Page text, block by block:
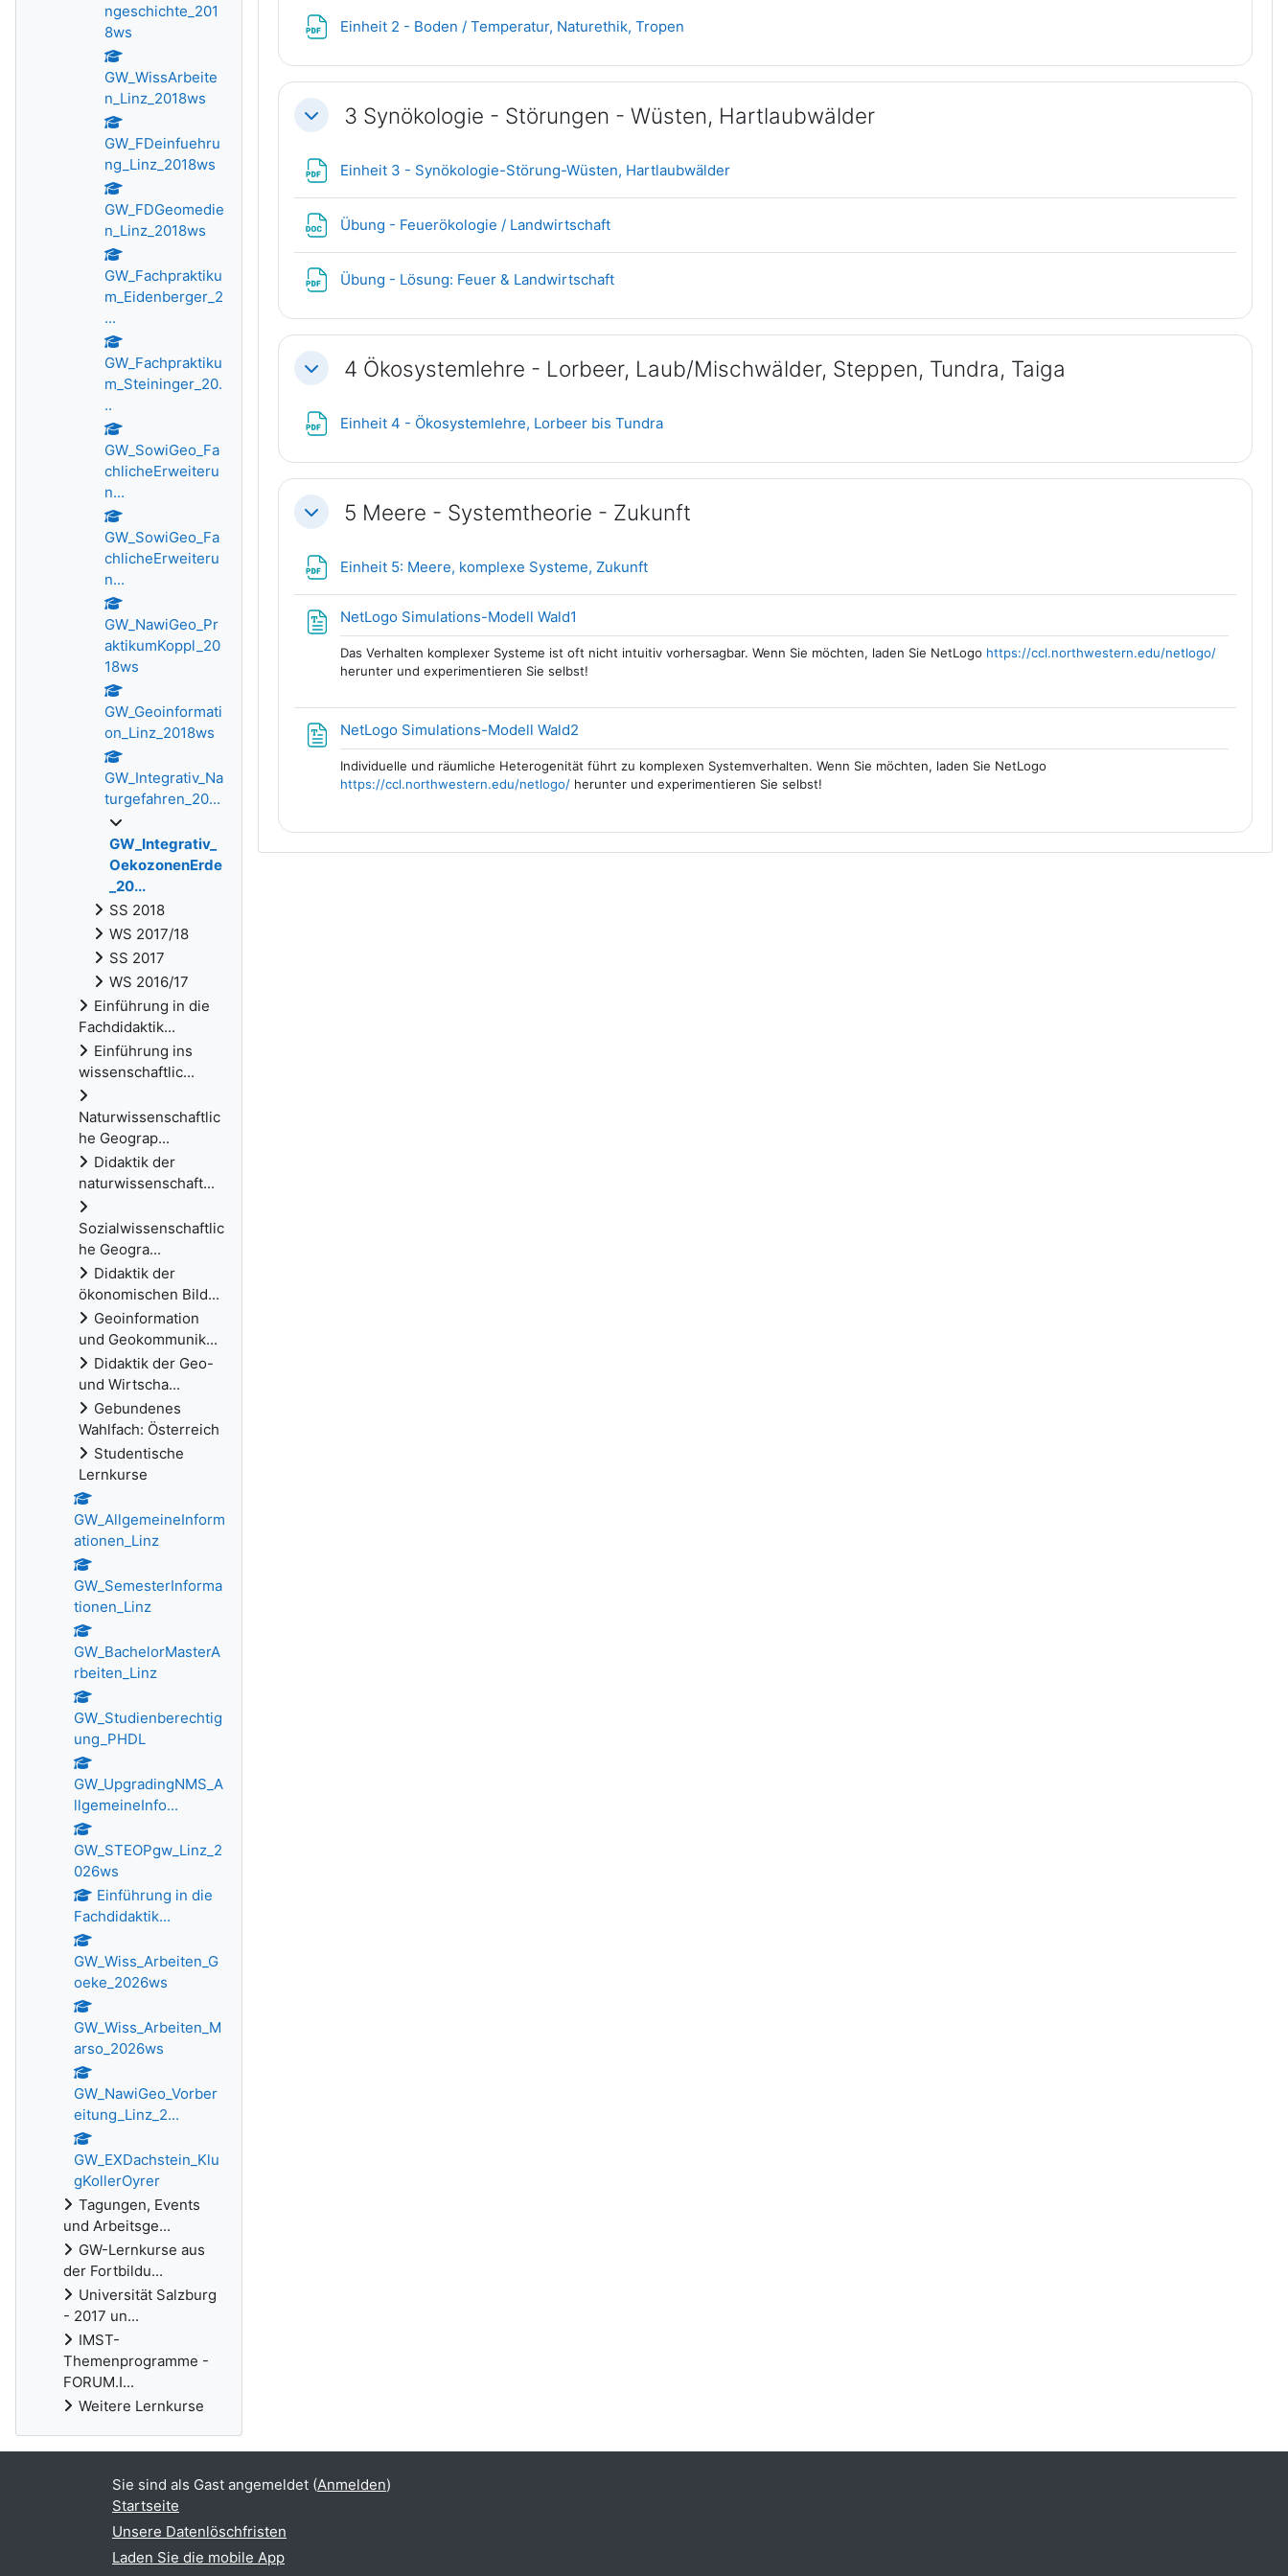
Einheit 2 - Boden / Temperatur, Naturethik, Tropen
Einklappen3 Synökologie - Störungen - Wüsten, Hartlaubwälder
Einheit 3 - Synökologie-Störung-Wüsten, Hartlaubwälder
Übung - Feuerökologie / Landwirtschaft
Übung - Lösung: Feuer & Landwirtschaft
Einklappen4 Ökosystemlehre - Lorbeer, Laub/Mischwälder, Steppen, Tundra, Taiga
Einheit 4 - Ökosystemlehre, Lorbeer bis Tundra
Einklappen5 Meere - Systemtheorie - Zukunft
Einheit 5: Meere, komplexe Systeme, Zukunft
NetLogo Simulations-Modell Wald1
Das Verhalten komplexer Systeme ist oft nicht intuitiv vorhersagbar. Wenn Sie möchten, laden Sie NetLogo https://ccl.northwestern.edu/netlogo/
herunter und experimentieren Sie selbst!
NetLogo Simulations-Modell Wald2
Individuelle und räumliche Heterogenität führt zu komplexen Systemverhalten. Wenn Sie möchten, laden Sie NetLogo
https://ccl.northwestern.edu/netlogo/herunter und experimentieren Sie selbst!
ngeschichte_201
8ws
GW_WissArbeite
n_Linz_2018ws
GW_FDeinfuehru
ng_Linz_2018ws
GW_FDGeomedie
n_Linz_2018ws
GW_Fachpraktiku
m_Eidenberger_2
...
GW_Fachpraktiku
m_Steininger_20.
..
GW_SowiGeo_Fa
chlicheErweiteru
n...
GW_SowiGeo_Fa
chlicheErweiteru
n...
GW_NawiGeo_Pr
aktikumKoppl_20
18ws
GW_Geoinformati
on_Linz_2018ws
GW_Integrativ_Na
turgefahren_20...
GW_Integrativ_
OekozonenErde
_20...
SS 2018
WS 2017/18
SS 2017
WS 2016/17
Einführung in die
Fachdidaktik...
Einführung ins
wissenschaftlic...
Naturwissenschaftlic
he Geograp...
Didaktik der
naturwissenschaft...
Sozialwissenschaftlic
he Geogra...
Didaktik der
ökonomischen Bild...
Geoinformation
und Geokommunik...
Didaktik der Geo-
und Wirtscha...
Gebundenes
Wahlfach: Österreich
Studentische
Lernkurse
GW_AllgemeineInform
ationen_Linz
GW_SemesterInforma
tionen_Linz
GW_BachelorMasterA
rbeiten_Linz
GW_Studienberechtig
ung_PHDL
GW_UpgradingNMS_A
llgemeineInfo...
GW_STEOPgw_Linz_2
026ws
Einführung in die
Fachdidaktik...
GW_Wiss_Arbeiten_G
oeke_2026ws
GW_Wiss_Arbeiten_M
arso_2026ws
GW_NawiGeo_Vorber
eitung_Linz_2...
GW_EXDachstein_Klu
gKollerOyrer
Tagungen, Events
und Arbeitsge...
GW-Lernkurse aus
der Fortbildu...
Universität Salzburg
- 2017 un...
IMST-
Themenprogramme -
FORUM.I...
Weitere Lernkurse
Sie sind als Gast angemeldet (Anmelden)
Startseite
Unsere Datenlöschfristen
Laden Sie die mobile App